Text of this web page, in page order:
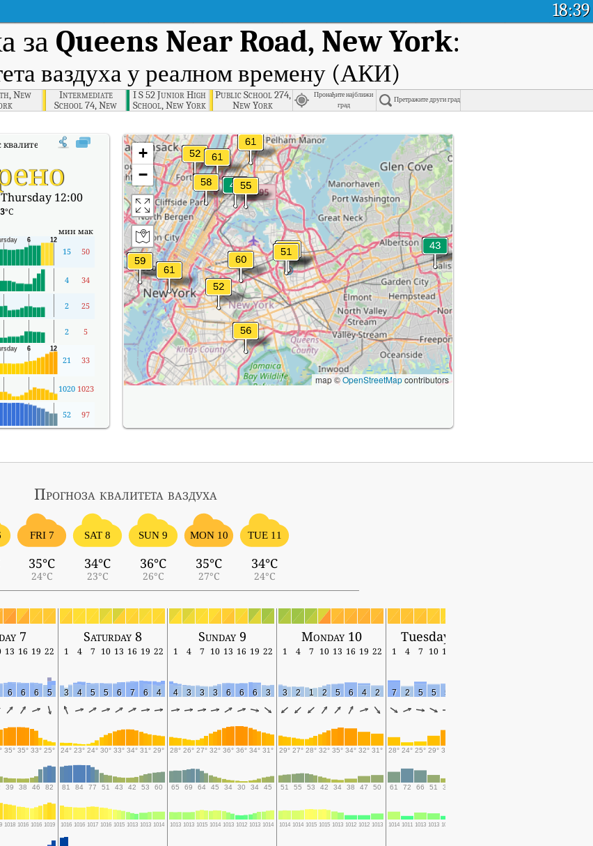
18:39
за Queens Near Road, New York:
ваздуха у реалном времену (АКИ)
New
Intermediate
School 74, New
York
I S 52 Junior High
School, New York
Public School 274,
New York
Пронађите најближи
град
Претражите други град
квалитета ваздуха (АКИ) компаније Queens Near Road, New York у реалном времену.
12:00
°C
мин мак
15 50
4 34
2 25
2 5
21 33
1020 1023
52 97
+
−
map ©OpenStreetMapcontributors
Прогноза квалитета ваздуха
FRI 7
35°C
24°C
SAT 8
34°C
23°C
SUN 9
36°C
26°C
MON 10
35°C
27°C
TUE 11
34°C
24°C
7 Saturday 8 Sunday 9 Monday 10 Tuesday 11
13 16 19 22 1 4 7 10 13 16 19 22 1 4 7 10 13 16 19 22 1 4 7 10 13 16 19 22 1 4 7 10 13
6 6 6 5 3 4 5 5 6 7 6 4 4 3 3 3 6 6 6 3 3 2 1 2 5 6 4 2 7 2 5 5 5
35° 35° 33° 25° 24° 23° 24° 30° 33° 34° 31° 29° 28° 26° 27° 32° 36° 36° 34° 31° 29° 27° 28° 32° 35° 34° 32° 31° 28° 24° 25° 29° 33°
39 38 46 82 81 84 77 51 43 42 53 60 65 69 64 45 34 30 34 45 51 55 53 42 34 38 47 50 61 72 66 51 39
1018 1016 1016 1019 1016 1016 1017 1016 1015 1013 1013 1014 1013 1013 1015 1014 1013 1012 1013 1014 1014 1014 1015 1015 1013 1012 1012 1013 1014 1011 1013 1013 1011